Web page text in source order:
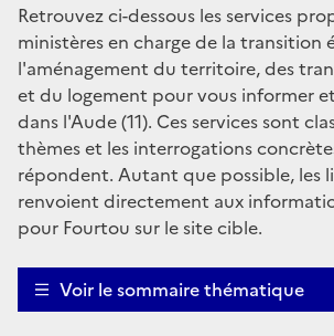
Retrouvez ci-dessous les services
ministères en charge de la transition
l'aménagement du territoire, des
et du logement pour vous informer
dans l'Aude (11). Ces services sont
thèmes et les interrogations
répondent. Autant que possible, les
renvoient directement aux
pour Fourtou sur le site cible.
Voir le sommaire thématique